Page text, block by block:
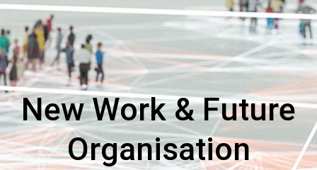
New Work & Future
Organisation